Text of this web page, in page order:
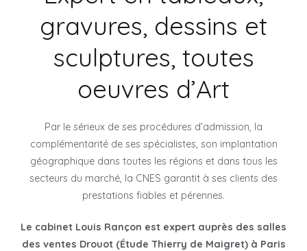
gravures, dessins et
sculptures, toutes
oeuvres d’Art
Par le sérieux de ses procédures d’admission, la
complémentarité de ses spécialistes, son implantation
géographique dans toutes les régions et dans tous les
secteurs du marché, la CNES garantit à ses clients des
prestations fiables et pérennes.
Le cabinet Louis Rançon est expert auprès des salles
des ventes Drouot (Étude Thierry de Maigret) à Paris